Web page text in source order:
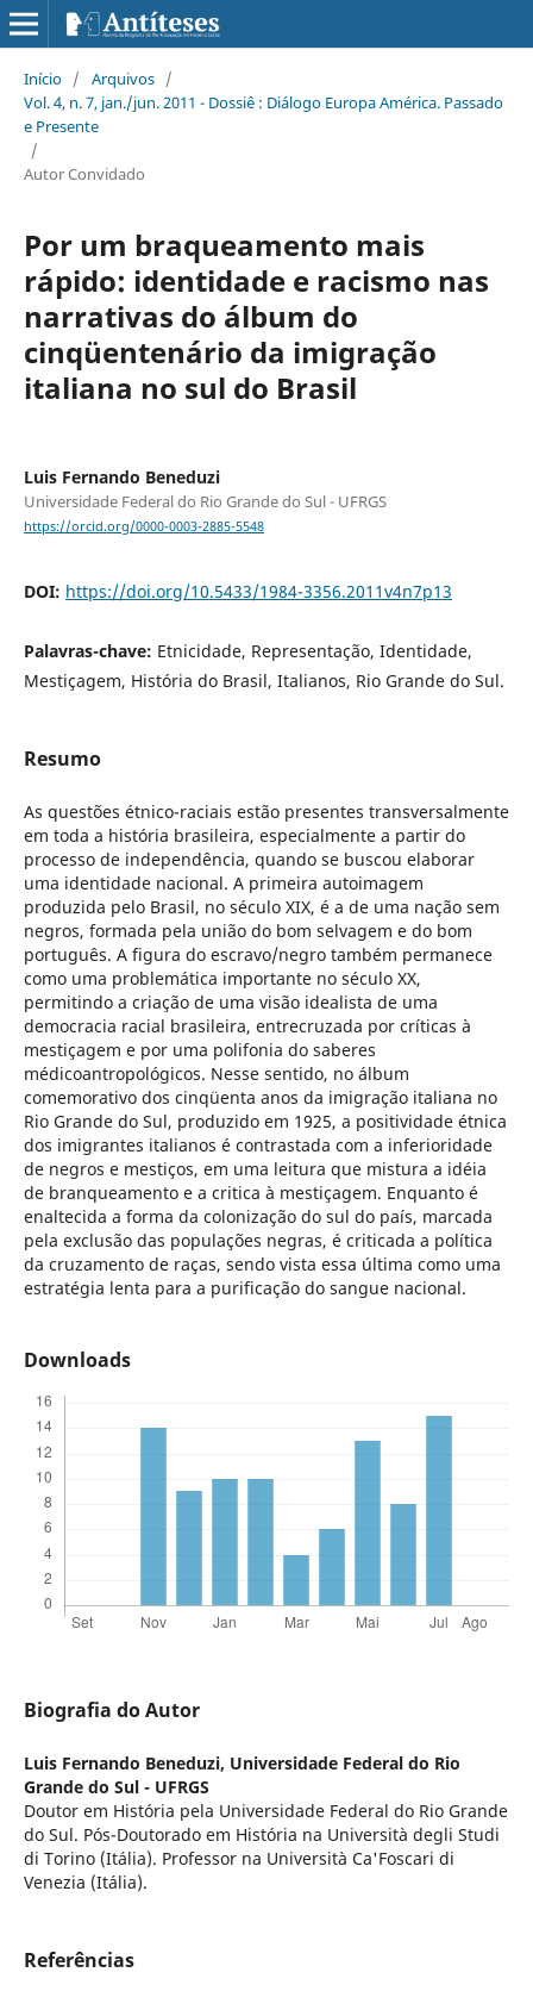
Início / Arquivos /
Vol. 4, n. 7, jan./jun. 2011 - Dossiê : Diálogo Europa América. Passado
e Presente
/
Autor Convidado
Por um braqueamento mais
rápido: identidade e racismo nas
narrativas do álbum do
cinqüentenário da imigração
italiana no sul do Brasil
Luis Fernando Beneduzi
Universidade Federal do Rio Grande do Sul - UFRGS
https://orcid.org/0000-0003-2885-5548
DOI: https://doi.org/10.5433/1984-3356.2011v4n7p13
Palavras-chave: Etnicidade, Representação, Identidade,
Mestiçagem, História do Brasil, Italianos, Rio Grande do Sul.
Resumo
As questões étnico-raciais estão presentes transversalmente
em toda a história brasileira, especialmente a partir do
processo de independência, quando se buscou elaborar
uma identidade nacional. A primeira autoimagem
produzida pelo Brasil, no século XIX, é a de uma nação sem
negros, formada pela união do bom selvagem e do bom
português. A figura do escravo/negro também permanece
como uma problemática importante no século XX,
permitindo a criação de uma visão idealista de uma
democracia racial brasileira, entrecruzada por críticas à
mestiçagem e por uma polifonia do saberes
médicoantropológicos. Nesse sentido, no álbum
comemorativo dos cinqüenta anos da imigração italiana no
Rio Grande do Sul, produzido em 1925, a positividade étnica
dos imigrantes italianos é contrastada com a inferioridade
de negros e mestiços, em uma leitura que mistura a idéia
de branqueamento e a critica à mestiçagem. Enquanto é
enaltecida a forma da colonização do sul do país, marcada
pela exclusão das populações negras, é criticada a política
da cruzamento de raças, sendo vista essa última como uma
estratégia lenta para a purificação do sangue nacional.
Downloads
Biografia do Autor
Luis Fernando Beneduzi, Universidade Federal do Rio
Grande do Sul - UFRGS
Doutor em História pela Universidade Federal do Rio Grande
do Sul. Pós-Doutorado em História na Università degli Studi
di Torino (Itália). Professor na Università Ca'Foscari di
Venezia (Itália).
Referências